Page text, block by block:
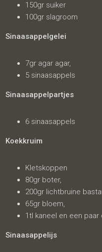
150gr suiker
100gr slagroom
Sinaasappelgelei
7gr agar agar,
5 sinaasappels
Sinaasappelpartjes
6 sinaasappels
Koekkruim
Kletskoppen
80gr boter,
200gr lichtbruine
65gr bloem,
1tl kaneel en een
Sinaasappelijs